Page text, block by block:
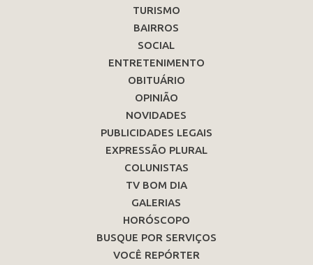
TURISMO
BAIRROS
SOCIAL
ENTRETENIMENTO
OBITUÁRIO
OPINIÃO
NOVIDADES
PUBLICIDADES LEGAIS
EXPRESSÃO PLURAL
COLUNISTAS
TV BOM DIA
GALERIAS
HORÓSCOPO
BUSQUE POR SERVIÇOS
VOCÊ REPÓRTER